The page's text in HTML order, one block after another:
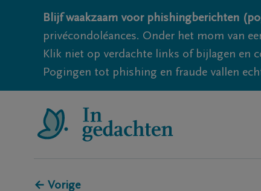
Blijf waakzaam voor phishingberichten
privécondoléances. Onder het mom van
Klik niet op verdachte links of bijlagen en
Pogingen tot phishing en fraude vallen
← Vorige